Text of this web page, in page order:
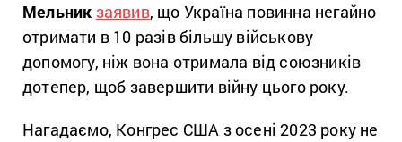
Мельник заявив, що Україна повинна негайно
отримати в 10 разів більшу військову
допомогу, ніж вона отримала від союзників
дотепер, щоб завершити війну цього року.
Нагадаємо, Конгрес США з осені 2023 року не